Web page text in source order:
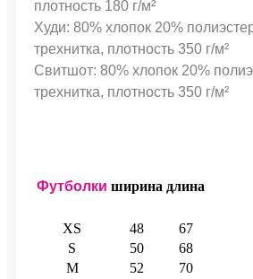
плотность 180 г/м²
Худи: 80% хлопок 20%
трехнитка, плотность 350 г/м²
Свитшот: 80% хлопок 20%
трехнитка, плотность 350 г/м²
Футболки ширина длина
XS 48
67
S
50
68
M
52
70